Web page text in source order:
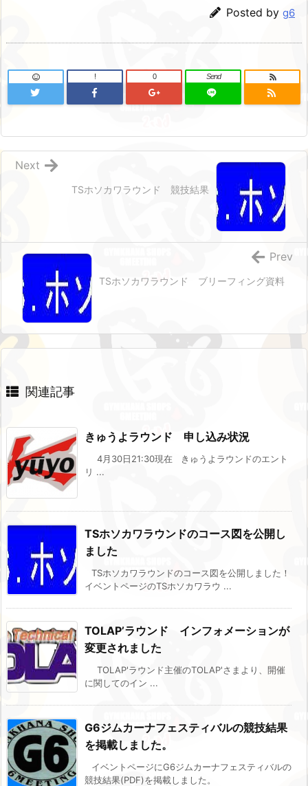
Posted by g6
! 0 Send
TSホソカワラウンド 競技結果
Next
TSホソカワラウンド ブリーフィング資料
Prev
関連記事
きゅうよラウンド 申し込み状況
4月30日21:30現在 きゅうよラウンドのエント
リ ...
TSホソカワラウンドのコース図を公開し
ました
TSホソカワラウンドのコース図を公開しました！
イベントページのTSホソカワラウ ...
TOLAP’ラウンド インフォメーションが
変更されました
TOLAP'ラウンド主催のTOLAP'さまより、開催
に関してのイン ...
G6ジムカーナフェスティバルの競技結果
を掲載しました。
イベントページにG6ジムカーナフェスティバルの
競技結果(PDF)を掲載しました。